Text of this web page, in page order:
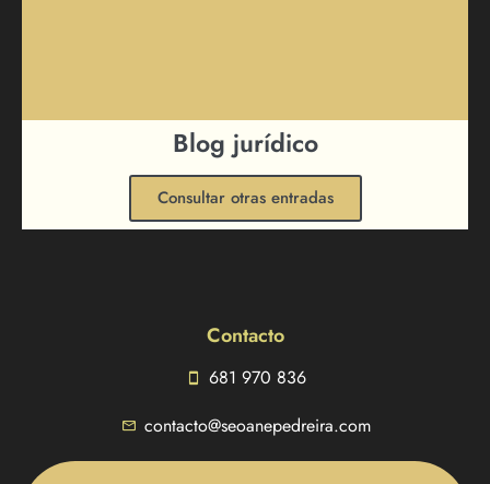
Blog jurídico
Consultar otras entradas
Contacto
681 970 836
contacto@seoanepedreira.com